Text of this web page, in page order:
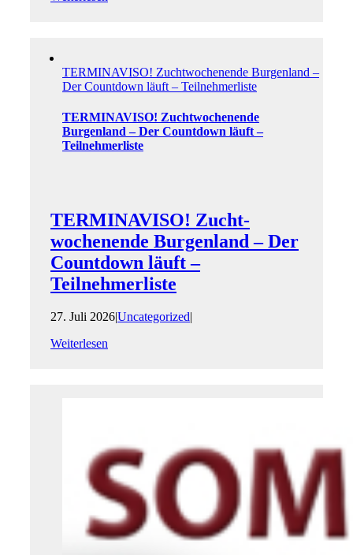
TERMINAVISO! Zucht­wochenende Burgenland –
Der Countdown läuft – Teilnehmer­liste
TERMINAVISO! Zucht­wochenende
Burgenland – Der Countdown läuft –
Teilnehmer­liste
TERMINAVISO! Zucht­
wochenende Burgenland – Der
Countdown läuft –
Teilnehmer­liste
27. Juli 2026|Uncategorized|
Weiterlesen